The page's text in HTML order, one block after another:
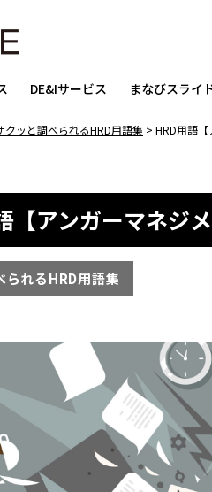
DE&Iサービス まなびスライ
クッと調べられるHRD用語集 > HRD用語【
【アンガーマネジメ
られるHRD用語集